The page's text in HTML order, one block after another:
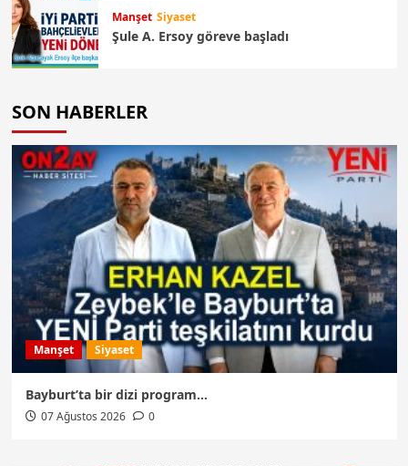
Manşet Siyaset
Şule A. Ersoy göreve başladı
SON HABERLER
Manşet Siyaset
Bayburt’ta bir dizi program…
07 Ağustos 2026 0